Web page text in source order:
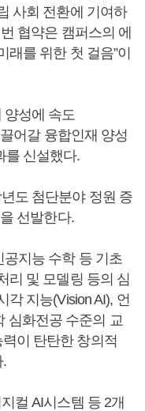
사회 전환에 기여하
협약은 캠퍼스의 에
를 위한 첫 걸음”이
성에 속도
어갈 융합인재 양성
를 신설했다.
도 첨단분야 정원 증
선발한다.
공지능 수학 등 기초
리 및 모델링 등의 심
각 지능(Vision AI), 언
심화전공 수준의 교
이 탄탄한 창의적
.
컬 AI시스템 등 2개